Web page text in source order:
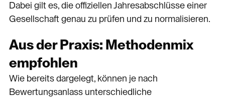
Dabei gilt es, die offiziellen Jahresabschlüsse einer
Gesellschaft genau zu prüfen und zu normalisieren.
Aus der Praxis: Methodenmix
empfohlen
Wie bereits dargelegt, können je nach
Bewertungsanlass unterschiedliche